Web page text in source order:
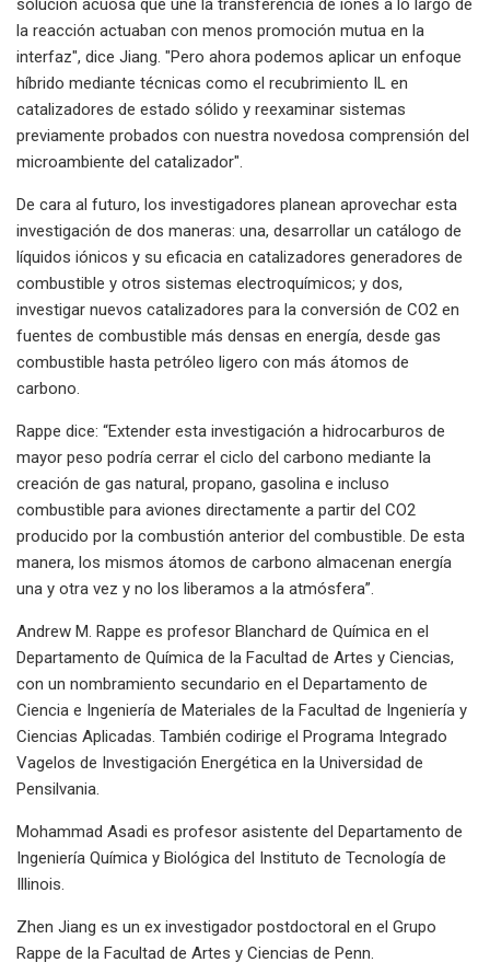
solución acuosa que une la transferencia de iones a lo largo de
la reacción actuaban con menos promoción mutua en la
interfaz", dice Jiang. "Pero ahora podemos aplicar un enfoque
híbrido mediante técnicas como el recubrimiento IL en
catalizadores de estado sólido y reexaminar sistemas
previamente probados con nuestra novedosa comprensión del
microambiente del catalizador".
De cara al futuro, los investigadores planean aprovechar esta
investigación de dos maneras: una, desarrollar un catálogo de
líquidos iónicos y su eficacia en catalizadores generadores de
combustible y otros sistemas electroquímicos; y dos,
investigar nuevos catalizadores para la conversión de CO2 en
fuentes de combustible más densas en energía, desde gas
combustible hasta petróleo ligero con más átomos de
carbono.
Rappe dice: “Extender esta investigación a hidrocarburos de
mayor peso podría cerrar el ciclo del carbono mediante la
creación de gas natural, propano, gasolina e incluso
combustible para aviones directamente a partir del CO2
producido por la combustión anterior del combustible. De esta
manera, los mismos átomos de carbono almacenan energía
una y otra vez y no los liberamos a la atmósfera”.
Andrew M. Rappe es profesor Blanchard de Química en el
Departamento de Química de la Facultad de Artes y Ciencias,
con un nombramiento secundario en el Departamento de
Ciencia e Ingeniería de Materiales de la Facultad de Ingeniería y
Ciencias Aplicadas. También codirige el Programa Integrado
Vagelos de Investigación Energética en la Universidad de
Pensilvania.
Mohammad Asadi es profesor asistente del Departamento de
Ingeniería Química y Biológica del Instituto de Tecnología de
Illinois.
Zhen Jiang es un ex investigador postdoctoral en el Grupo
Rappe de la Facultad de Artes y Ciencias de Penn.